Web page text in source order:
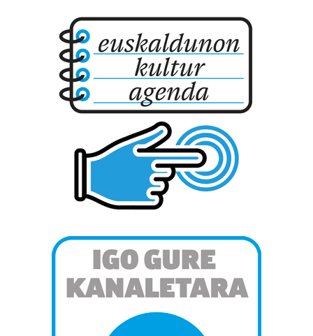
fitxategiak erabiltzen ditu. Zure esperientzia eta
zerbitzuak hobetzeko asmoz, cookie teknologiaz
baliatzen gara. Ohar hau onartuz gero, teknologia hori
erabiltzeko baimen esplizitua ematen diguzu.